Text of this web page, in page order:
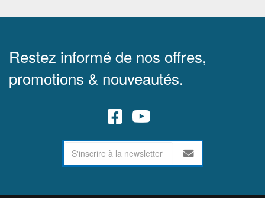
Restez informé de nos offres,
promotions & nouveautés.